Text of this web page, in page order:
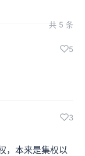
看，你和宰相一
位上那就不一样
共 5 条
5
3
，本来是集权以